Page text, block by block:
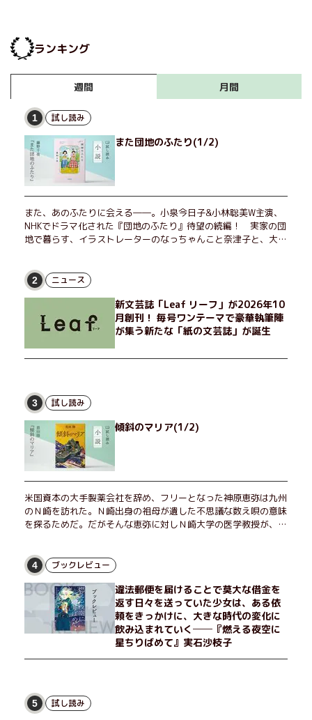
企業エンターテインメント
小説など、双葉社８月の新
ランキング
週間 月間
1 試し読み
また団地のふたり(1/2)
また、あのふたりに会える――。小泉今日子&小林聡美W主演、
NHKでドラマ化された『団地のふたり』待望の続編！ 実家の団
地で暮らす、イラストレーターのなっちゃんこと奈津子と、大学
げたり、部屋でふたりだけの「台湾映画祭」を催したり。50代
独身、幼なじみの変わらぬ友情とささやかな幸せの日々を描く。
2 ニュース
新文芸誌「Leaf リーフ」が2026年10
月創刊！ 毎号ワンテーマで豪華執筆陣
が集う新たな「紙の文芸誌」が誕生
3 試し読み
傾斜のマリア(1/2)
米国資本の大手製薬会社を辞め、フリーとなった神原恵弥は九州
のＮ崎を訪れた。Ｎ崎出身の祖母が遺した不思議な数え唄の意味
を探るためだ。だがそんな恵弥に対しＮ崎大学の医学教授が、米
恵弥は、まるで影のような存在の博士とまみえることはできるの
か？ そして、唄の歌詞「かたむくマリア」に込められた秘密と
は？ 謎めいたラストが鮮烈な余韻を残すシリーズ第四作！
4 ブックレビュー
違法郵便を届けることで莫大な借金を
返す日々を送っていた少女は、ある依
頼をきっかけに、大きな時代の変化に
飲み込まれていく──『燃える夜空に
星ちりばめて』実石沙枝子
5 試し読み